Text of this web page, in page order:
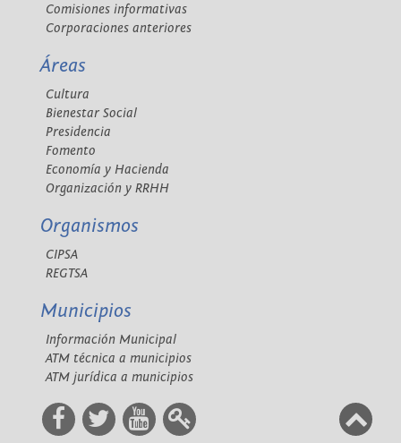
Comisiones informativas
Corporaciones anteriores
Áreas
Cultura
Bienestar Social
Presidencia
Fomento
Economía y Hacienda
Organización y RRHH
Organismos
CIPSA
REGTSA
Municipios
Información Municipal
ATM técnica a municipios
ATM jurídica a municipios